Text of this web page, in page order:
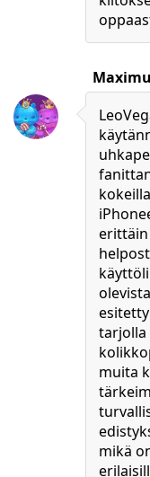
erittäin
tarjolla
muita
mikä